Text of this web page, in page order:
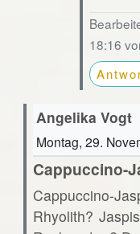
18:16
Angelika Vogt
Montag, 29.
Cappuccino-
Rhyolith?